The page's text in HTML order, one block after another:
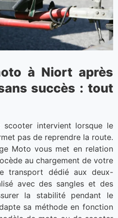
à Niort après
succès : tout
intervient lorsque le
pas de reprendre la route.
Moto vous met en relation
au chargement de votre
transport dédié aux deux-
avec des sangles et des
la stabilité pendant le
sa méthode en fonction